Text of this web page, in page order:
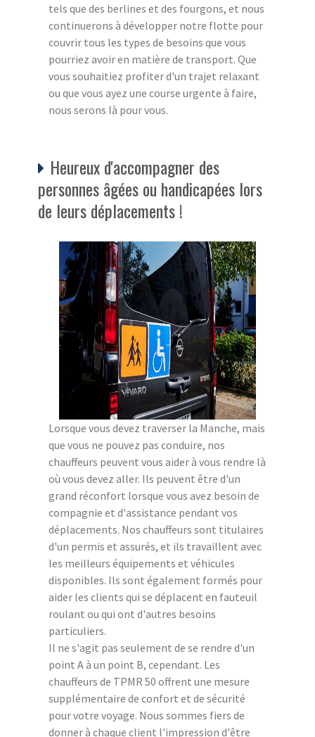
tels que des berlines et des fourgons, et nous
continuerons à développer notre flotte pour
couvrir tous les types de besoins que vous
pourriez avoir en matière de transport. Que
vous souhaitiez profiter d'un trajet relaxant
ou que vous ayez une course urgente à faire,
nous serons là pour vous.
Heureux d'accompagner des
personnes âgées ou handicapées lors
de leurs déplacements !
Lorsque vous devez traverser la Manche, mais
que vous ne pouvez pas conduire, nos
chauffeurs peuvent vous aider à vous rendre là
où vous devez aller. Ils peuvent être d'un
grand réconfort lorsque vous avez besoin de
compagnie et d'assistance pendant vos
déplacements. Nos chauffeurs sont titulaires
d'un permis et assurés, et ils travaillent avec
les meilleurs équipements et véhicules
disponibles. Ils sont également formés pour
aider les clients qui se déplacent en fauteuil
roulant ou qui ont d'autres besoins
particuliers.
Il ne s'agit pas seulement de se rendre d'un
point A à un point B, cependant. Les
chauffeurs de TPMR 50 offrent une mesure
supplémentaire de confort et de sécurité
pour votre voyage. Nous sommes fiers de
donner à chaque client l'impression d'être